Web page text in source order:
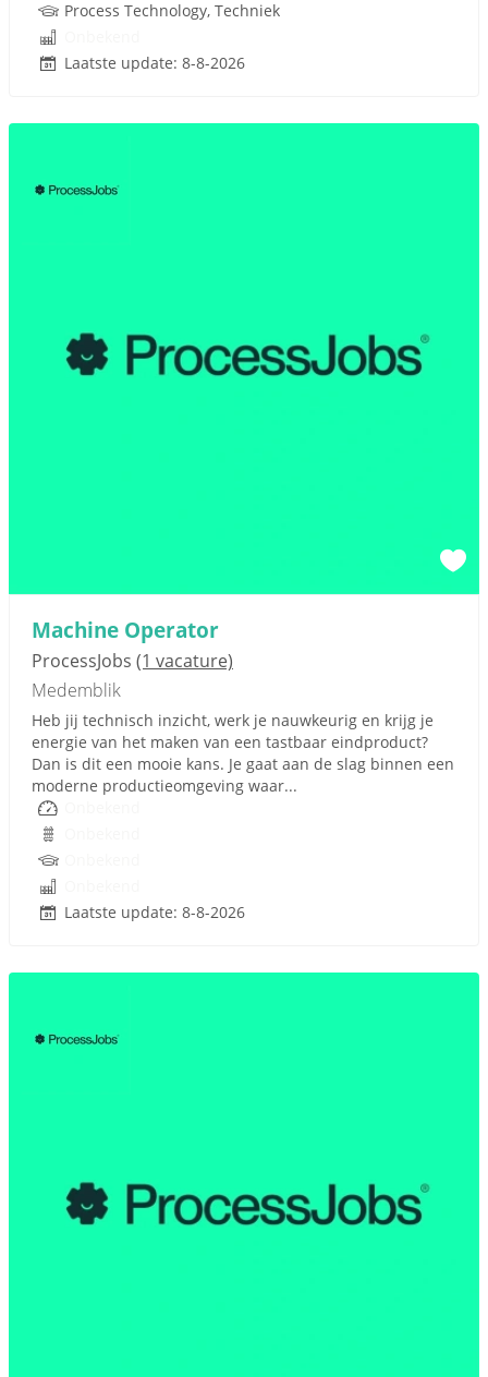
Process Technology, Techniek
Laatste update: 8-8-2026
Machine Operator
ProcessJobs (1 vacature)
Medemblik
Heb jij technisch inzicht, werk je nauwkeurig en krijg je
energie van het maken van een tastbaar eindproduct?
Dan is dit een mooie kans. Je gaat aan de slag binnen een
moderne productieomgeving waar...
Laatste update: 8-8-2026